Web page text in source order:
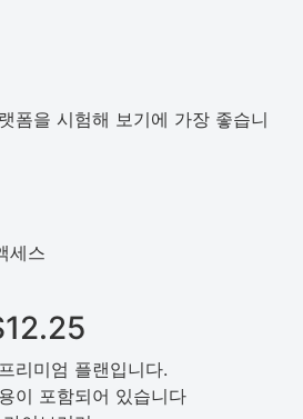
폼을 시험해 보기에 가장 좋습니
세스
리미엄 플랜입니다.
이 포함되어 있습니다